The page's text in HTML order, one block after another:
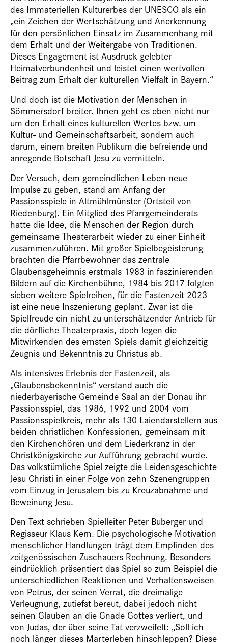
des Immateriellen Kulturerbes der UNESCO als ein
„ein Zeichen der Wertschätzung und Anerkennung
für den persönlichen Einsatz im Zusammenhang mit
dem Erhalt und der Weitergabe von Traditionen.
Dieses Engagement ist Ausdruck gelebter
Heimatverbundenheit und leistet einen wertvollen
Beitrag zum Erhalt der kulturellen Vielfalt in Bayern.“
Und doch ist die Motivation der Menschen in
Sömmersdorf breiter. Ihnen geht es eben nicht nur
um den Erhalt eines kulturellen Wertes bzw. um
Kultur- und Gemeinschaftsarbeit, sondern auch
darum, einem breiten Publikum die befreiende und
anregende Botschaft Jesu zu vermitteln.
Der Versuch, dem gemeindlichen Leben neue
Impulse zu geben, stand am Anfang der
Passionsspiele in Altmühlmünster (Ortsteil von
Riedenburg). Ein Mitglied des Pfarrgemeinderats
hatte die Idee, die Menschen der Region durch
gemeinsame Theaterarbeit wieder zu einer Einheit
zusammenzuführen. Mit großer Spielbegeisterung
brachten die Pfarrbewohner das zentrale
Glaubensgeheimnis erstmals 1983 in faszinierenden
Bildern auf die Kirchenbühne, 1984 bis 2017 folgten
sieben weitere Spielreihen, für die Fastenzeit 2023
ist eine neue Inszenierung geplant. Zwar ist die
Spielfreude ein nicht zu unterschätzender Antrieb für
die dörfliche Theaterpraxis, doch legen die
Mitwirkenden des ernsten Spiels damit gleichzeitig
Zeugnis und Bekenntnis zu Christus ab.
Als intensives Erlebnis der Fastenzeit, als
„Glaubensbekenntnis“ verstand auch die
niederbayerische Gemeinde Saal an der Donau ihr
Passionsspiel, das 1986, 1992 und 2004 vom
Passionsspielkreis, mehr als 130 Laiendarstellern aus
beiden christlichen Konfessionen, gemeinsam mit
den Kirchenchören und dem Liederkranz in der
Christkönigskirche zur Aufführung gebracht wurde.
Das volkstümliche Spiel zeigte die Leidensgeschichte
Jesu Christi in einer Folge von zehn Szenengruppen
vom Einzug in Jerusalem bis zu Kreuzabnahme und
Beweinung Jesu.
Den Text schrieben Spielleiter Peter Buberger und
Regisseur Klaus Kern. Die psychologische Motivation
menschlicher Handlungen trägt dem Empfinden des
zeitgenössischen Zuschauers Rechnung. Besonders
eindrücklich präsentiert das Spiel so zum Beispiel die
unterschiedlichen Reaktionen und Verhaltensweisen
von Petrus, der seinen Verrat, die dreimalige
Verleugnung, zutiefst bereut, dabei jedoch nicht
seinen Glauben an die Gnade Gottes verliert, und
von Judas, der über seine Tat verzweifelt: „Soll ich
noch länger dieses Marterleben hinschleppen? Diese